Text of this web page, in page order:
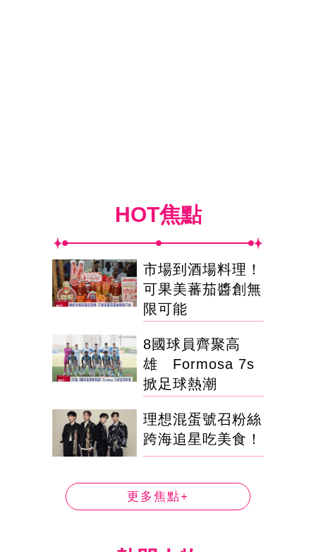
HOT焦點
市場到酒場料理！
可果美蕃茄醬創無
限可能
8國球員齊聚高
雄 Formosa 7s
掀足球熱潮
理想混蛋號召粉絲
跨海追星吃美食！
更多焦點+